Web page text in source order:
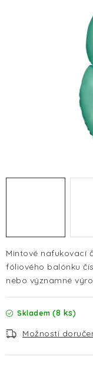
Mintové nafukovací
fóliového balónku
nebo významné
Skladem (8 ks)
Možnosti